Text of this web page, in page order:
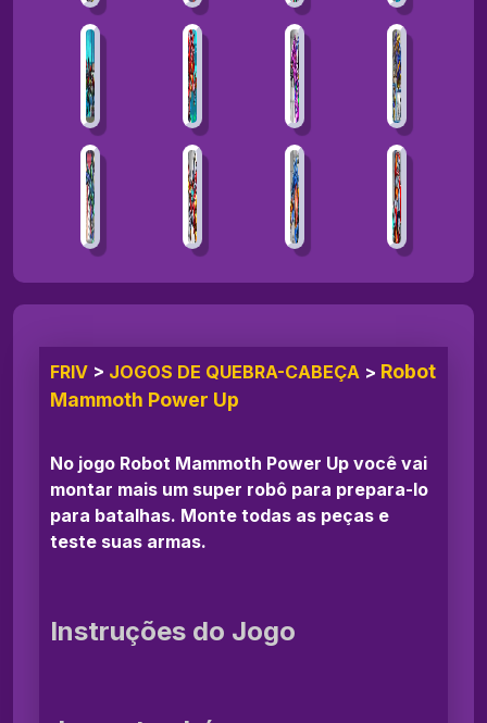
FRIV > JOGOS DE QUEBRA-CABEÇA > Robot
Mammoth Power Up
No jogo Robot Mammoth Power Up você vai
montar mais um super robô para prepara-lo
para batalhas. Monte todas as peças e
teste suas armas.
Instruções do Jogo